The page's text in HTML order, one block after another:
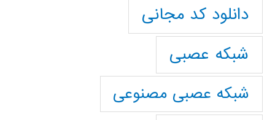
دانلود کد مجانی
شبکه عصبی
شبکه عصبی مصنوعی